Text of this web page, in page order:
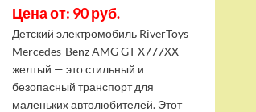
Цена от: 90 руб.
Детский электромобиль RiverToys
Mercedes-Benz AMG GT X777XX
желтый — это стильный и
безопасный транспорт для
маленьких автолюбителей. Этот